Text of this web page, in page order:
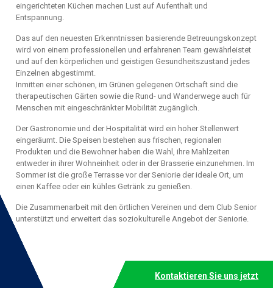
eingerichteten Küchen machen Lust auf Aufenthalt und
Entspannung.
Das auf den neuesten Erkenntnissen basierende Betreuungskonzept
wird von einem professionellen und erfahrenen Team gewährleistet
und auf den körperlichen und geistigen Gesundheitszustand jedes
Einzelnen abgestimmt.
Inmitten einer schönen, im Grünen gelegenen Ortschaft sind die
therapeutischen Gärten sowie die Rund- und Wanderwege auch für
Menschen mit eingeschränkter Mobilität zugänglich.
Der Gastronomie und der Hospitalität wird ein hoher Stellenwert
eingeräumt. Die Speisen bestehen aus frischen, regionalen
Produkten und die Bewohner haben die Wahl, ihre Mahlzeiten
entweder in ihrer Wohneinheit oder in der Brasserie einzunehmen. Im
Sommer ist die große Terrasse vor der Seniorie der ideale Ort, um
einen Kaffee oder ein kühles Getränk zu genießen.
Die Zusammenarbeit mit den örtlichen Vereinen und dem Club Senior
unterstützt und erweitert das soziokulturelle Angebot der Seniorie.
Kontaktieren Sie uns jetzt